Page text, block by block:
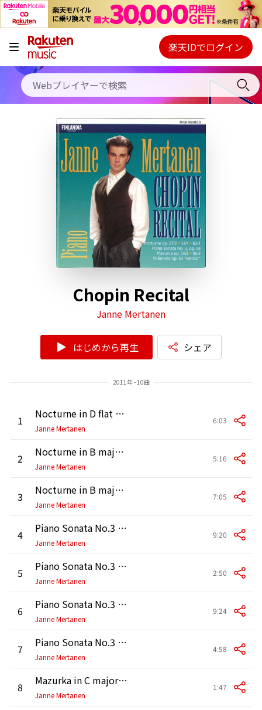
キャンペーン
料金プラン
使い方
初回30日間無料お試し
Webプレイヤー
ご契約内容の確認・変更
楽天IDでログイン
Chopin Recital
Janne Mertanen
はじめから再生 シェア
2011年 - 10曲
1 Nocturne in D flat major Op.27 No.2
Janne Mertanen
6:03
2 Nocturne in B major Op.32 No.1
Janne Mertanen
5:16
3 Nocturne in B major Op.62 No.1
Janne Mertanen
7:05
4 Piano Sonata No.3 in B minor Op.58 : I Allegro maestoso
Janne Mertanen
9:20
5 Piano Sonata No.3 in B minor Op.58 : II Scherzo [Molto vivace]
Janne Mertanen
2:50
6 Piano Sonata No.3 in B minor Op.58 : III Largo
Janne Mertanen
9:24
7 Piano Sonata No.3 in B minor Op.58 : IV Finale [Agitato]
Janne Mertanen
4:58
8 Mazurka in C major Op.56 No.2
Janne Mertanen
1:47